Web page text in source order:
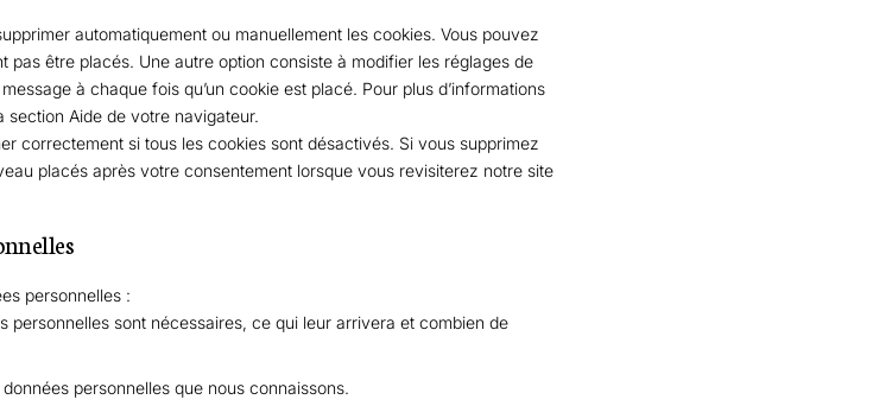
automatiquement ou manuellement les cookies. Vous pouvez
être placés. Une autre option consiste à modifier les réglages de
à chaque fois qu’un cookie est placé. Pour plus d’informations
Aide de votre navigateur.
correctement si tous les cookies sont désactivés. Si vous supprimez
placés après votre consentement lorsque vous revisiterez notre site
personnelles :
personnelles sont nécessaires, ce qui leur arrivera et combien de
personnelles que nous connaissons.